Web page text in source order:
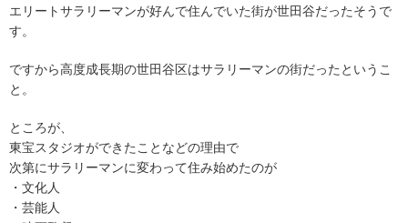
エリートサラリーマンが好んで住んでいた街が世田谷だったそうで
す。
ですから高度成長期の世田谷区はサラリーマンの街だったというこ
と。
ところが、
東宝スタジオができたことなどの理由で
次第にサラリーマンに変わって住み始めたのが
・文化人
・芸能人